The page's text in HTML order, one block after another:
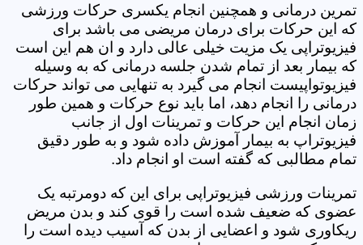
تمرین درمانی و همچنین انجام یکسری حرکات ورزشی
که این حرکات برای درمان مریضی می باشد برای
فیزیوتراپی یک مزیت خیلی عالی دارد و ان هم این است
که بیمار بعد از تمام شدن جلسه درمانی که به وسیله
فیزیوتواپیست انجام می گیرد به تنهایی می تواند حرکات
درمانی را انجام دهد، اما باید نوع حرکات و همین طور
زمان انجام این حرکات و تمرینات اول از جانب
فیزیوتراپ به بیمار آموزش داده شود و به طور دقیق
تمام مطالبی که گفته است او انجام داد.
تمرینات ورزشی فیزیوتراپی برای این که دومرتبه یک
عضوی که ضعیف شده است را قوی کند و بدن مریض
ریکاوری شود و اعضایی از بدن که آسیب دیده است را